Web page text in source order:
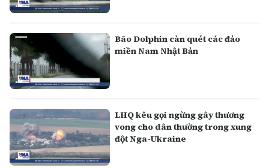
Bão Dolphin càn quét các đảo
miền Nam Nhật Bản
LHQ kêu gọi ngừng gây thương
vong cho dân thường trong xung
đột Nga-Ukraine